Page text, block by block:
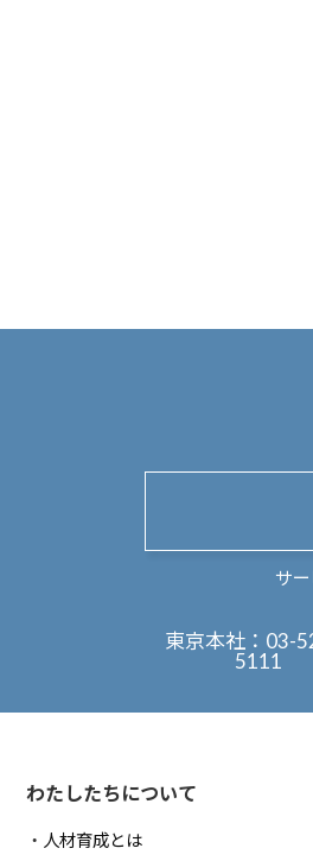
サ
東京本社： 03-
5111
わたしたちについて
人材育成とは